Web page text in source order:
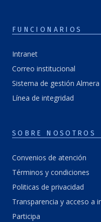
FUNCIONARIOS
Intranet
Correo institucional
Sistema de gestión Almera
Línea de integridad
SOBRE NOSOTROS
Convenios de atención
Términos y condiciones
Politicas de privacidad
Transparencia y acceso a
Participa